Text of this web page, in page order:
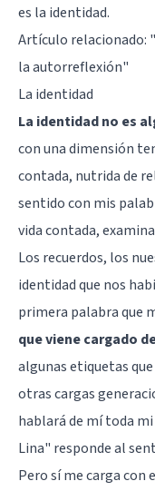
es la identidad.
Artículo relacionado:
la autorreflexión"
La identidad
La identidad no es
con una dimensión
contada, nutrida de
sentido con mis
vida contada,
Los recuerdos, los
identidad que nos
primera palabra que
que viene cargado
algunas etiquetas
otras cargas
hablará de mí toda mi
Lina" responde al
Pero sí me carga con